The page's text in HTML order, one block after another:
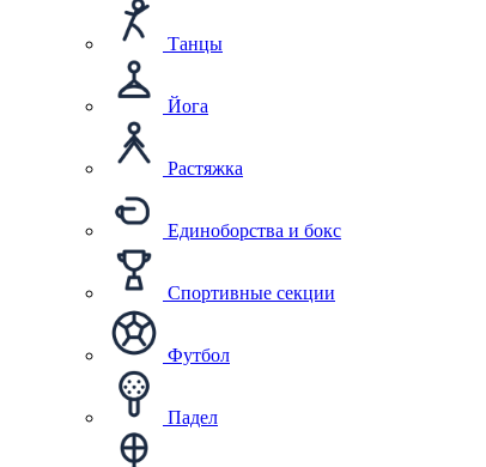
Танцы
Йога
Растяжка
Единоборства и бокс
Спортивные секции
Футбол
Падел